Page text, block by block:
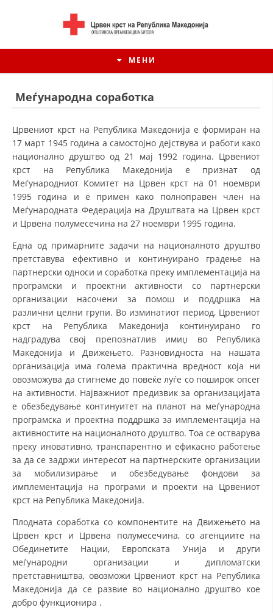
МЕНИ
ИСТОРИЈАТ НА ЦКРМ
ИСТОРИЈАТ НА ДВИЖЕЊЕТО
СТРУКТУРА НА ОРГАНИЗАЦИЈАТА
КОНТАКТ ИНФОРМАЦИИ
ЧЛЕНСТВО ВО ПРОФЕСИОНАЛНИ ТЕЛА
ЗАКОН ЗА ЦКРМ
СТАТУТ НА ЦКРМ
ОРГАНИЗАЦИЈА И РАЗВОЈ
СТРУКТУРА И ОРГАНИЗАЦИОНА ПОСТАВЕНОСТ
ДИСЕМИНАЦИЈА
ПРОМОЦИЈА НА ХУМАНИ ВРЕДНОСТИ
Меѓународна соработка
Црвениот крст на Република Македонија е формиран на
17 март 1945 година а самостојно дејствува и работи како
национално друштво од 21 мај 1992 година. Црвениот
крст на Република Македонија е признат од
Меѓународниот Комитет на Црвен крст на 01 ноември
1995 година и е примен како полноправен член на
Меѓународната Федерација на Друштвата на Црвен крст
и Црвена полумесечина на 27 ноември 1995 година.
Една од примарните задачи на националното друштво
претставува ефективно и континуирано градење на
партнерски односи и соработка преку имплементација на
програмски и проектни активности со партнерски
организации насочени за помош и поддршка на
различни целни групи. Во изминатиот период, Црвениот
крст на Република Македонија континуирано го
надградува свој препознатлив имиџ во Република
Македонија и Движењето. Разновидноста на нашата
организација има голема практична вредност која ни
овозможува да стигнеме до повеќе луѓе со поширок опсег
на активности. Најважниот предизвик за организацијата
е обезбедување континуитет на планот на меѓународна
програмска и проектна поддршка за имплементација на
активностите на националното друштво. Тоа се остварува
преку иновативно, транспарентно и ефикасно работење
за да се задржи интересот на партнерските организации
за мобилизирање и обезбедување фондови за
имплементација на програми и проекти на Црвениот
крст на Република Македонија.
Плодната соработка со компонентите на Движењето на
Црвен крст и Црвена полумесечина, со агенциите на
Обединетите Нации, Европската Унија и други
меѓународни организации и дипломатски
претставништва, овозможи Црвениот крст на Република
Македонија да се развие во национално друштво кое
добро функционира .